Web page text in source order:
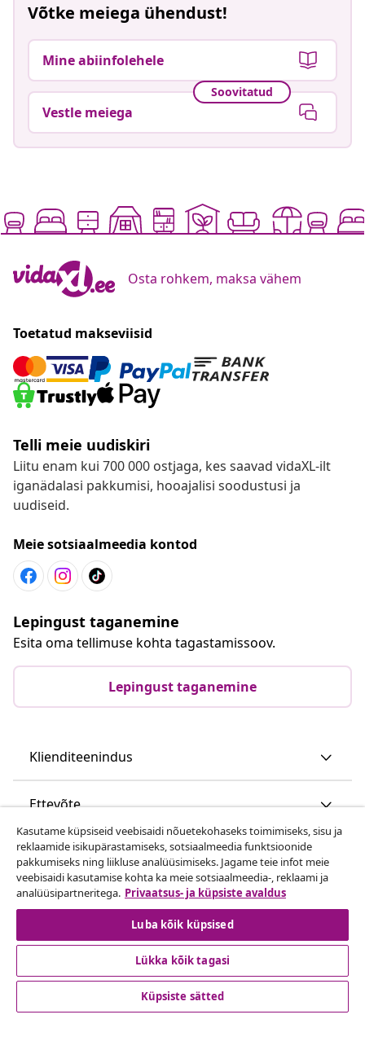
Võtke meiega ühendust!
Mine abiinfolehele
Soovitatud
Vestle meiega
Osta rohkem, maksa vähem
Toetatud makseviisid
Telli meie uudiskiri
Liitu enam kui 700 000 ostjaga, kes saavad vidaXL-ilt
iganädalasi pakkumisi, hooajalisi soodustusi ja
uudiseid.
Meie sotsiaalmeedia kontod
Lepingust taganemine
Esita oma tellimuse kohta tagastamissoov.
Lepingust taganemine
Klienditeenindus
Ettevõte
vidaXL
Vaata rohkem
Kasutame küpsiseid veebisaidi nõuetekohaseks toimimiseks, sisu ja
reklaamide isikupärastamiseks, sotsiaalmeedia funktsioonide
pakkumiseks ning liikluse analüüsimiseks. Jagame teie infot meie
veebisaidi kasutamise kohta ka meie sotsiaalmeedia-, reklaami ja
analüüsipartneritega. Privaatsus- ja küpsiste avaldus
Luba kõik küpsised
Lükka kõik tagasi
Küpsiste sätted